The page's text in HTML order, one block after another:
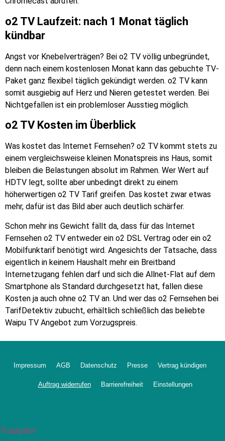
o2 TV Laufzeit: nach 1 Monat täglich
kündbar
Angst vor Knebelverträgen? Bei o2 TV völlig unbegründet,
denn nach einem kostenlosen Monat kann das gebuchte TV-
Paket ganz flexibel täglich gekündigt werden. o2 TV kann
somit ausgiebig auf Herz und Nieren getestet werden. Bei
Nichtgefallen ist ein problemloser Ausstieg möglich.
o2 TV Kosten im Überblick
Was kostet das Internet Fernsehen? o2 TV kommt stets zu
einem vergleichsweise kleinen Monatspreis ins Haus, somit
bleiben die Belastungen absolut im Rahmen. Wer Wert auf
HDTV legt, sollte aber unbedingt direkt zu einem
höherwertigen o2 TV Tarif greifen. Das kostet zwar etwas
mehr, dafür ist das Bild aber auch deutlich schärfer.
Schon mehr ins Gewicht fällt da, dass für das Internet
Fernsehen o2 TV entweder ein o2 DSL Vertrag oder ein o2
Mobilfunktarif benötigt wird. Angesichts der Tatsache, dass
eigentlich in keinem Haushalt mehr ein Breitband
Internetzugang fehlen darf und sich die Allnet-Flat auf dem
Smartphone als Standard durchgesetzt hat, fallen diese
Kosten ja auch ohne o2 TV an. Und wer das o2 Fernsehen bei
TarifDetektiv zubucht, erhältlich schließlich das beliebte
Waipu TV Angebot zum Vorzugspreis.
Impressum AGB Datenschutz Presse Vertrag kündigen
Auftrag widerrufen Barrierefreiheit Einstellungen
Trustpilot